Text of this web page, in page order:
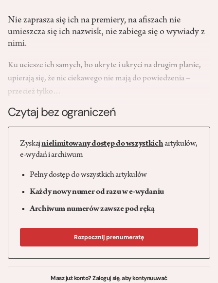
Nie zaprasza się ich na premiery, na afiszach nie
umieszcza się ich nazwisk, nie zabiega się o wywiady z
nimi.
Ku uciesze ich samych, bo ukryte i ukryci na drugim planie,
upierają się, że nic ciekawego nie mają do powiedzenia –
przecież tylko…
Czytaj bez ograniczeń
Zyskajnielimitowany dostęp do wszystkichartykułów,
e-wydań i archiwum
Pełny dostęp do wszystkich artykułów
Każdy nowy numer od razu w e-wydaniu
Archiwum numerów zawsze pod ręką
Rozpocznij prenumeratę
Masz już konto? Zaloguj się, aby kontynuuwać